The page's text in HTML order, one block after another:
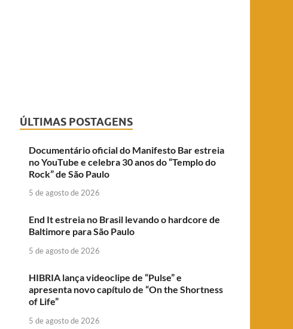
ÚLTIMAS POSTAGENS
Documentário oficial do Manifesto Bar estreia
no YouTube e celebra 30 anos do “Templo do
Rock” de São Paulo
5 de agosto de 2026
End It estreia no Brasil levando o hardcore de
Baltimore para São Paulo
5 de agosto de 2026
HIBRIA lança videoclipe de “Pulse” e
apresenta novo capítulo de “On the Shortness
of Life”
5 de agosto de 2026